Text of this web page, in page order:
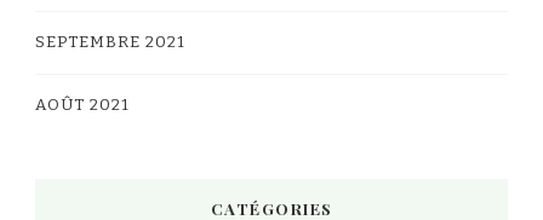
SEPTEMBRE 2021
AOÛT 2021
CATÉGORIES